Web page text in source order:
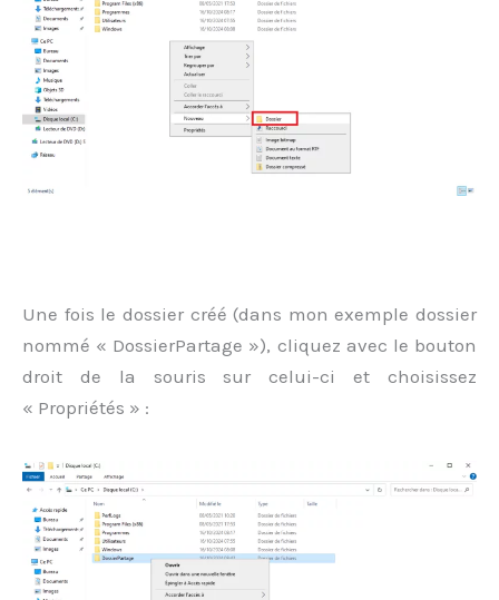
Une fois le dossier créé (dans mon exemple dossier
nommé « DossierPartage »), cliquez avec le bouton
droit de la souris sur celui-ci et choisissez
« Propriétés » :